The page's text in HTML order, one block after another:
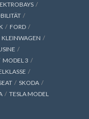
FORD
KLEINWAGEN
MODEL 3
SKODA
TESLA MODEL